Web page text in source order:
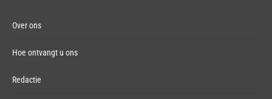
Over ons
Hoe ontvangt u ons
Redactie